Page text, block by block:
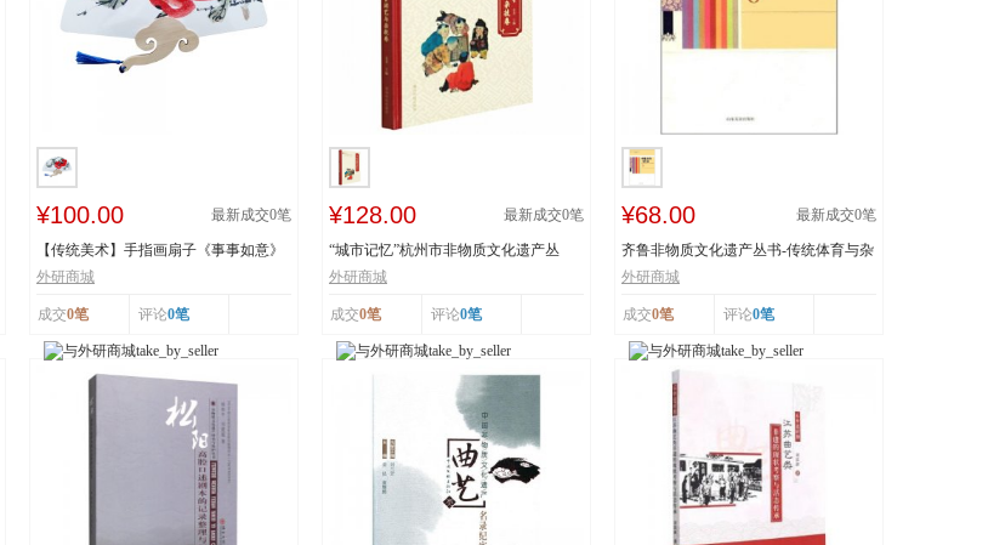
¥100.00 最新成交0笔
【传统美术】手指画扇子《事事如意》
辽宁省级非物...
外研商城
成交0笔 评论0笔
¥128.00 最新成交0笔
“城市记忆”杭州市非物质文化遗产丛
书：传统体育游艺...
外研商城
成交0笔 评论0笔
¥68.00 最新成交0笔
齐鲁非物质文化遗产丛书-传统体育与杂
技 王丕琢 山...
外研商城
成交0笔 评论0笔